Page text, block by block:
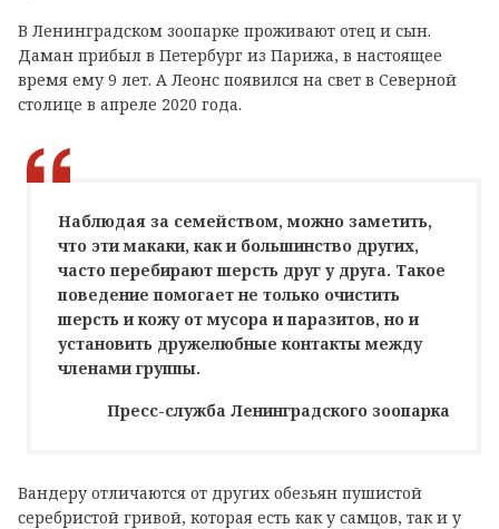
В Ленинградском зоопарке проживают отец и сын.
Даман прибыл в Петербург из Парижа, в настоящее
время ему 9 лет. А Леонс появился на свет в Северной
столице в апреле 2020 года.
Наблюдая за семейством, можно заметить,
что эти макаки, как и большинство других,
часто перебирают шерсть друг у друга. Такое
поведение помогает не только очистить
шерсть и кожу от мусора и паразитов, но и
установить дружелюбные контакты между
членами группы.
Пресс-служба Ленинградского зоопарка
Вандеру отличаются от других обезьян пушистой
серебристой гривой, которая есть как у самцов, так и у